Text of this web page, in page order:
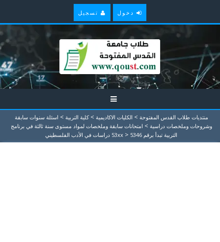
دخول تسجيل
منتديات طلاب القدس المفتوحة > الكليات الاكاديمية > كلية التربية > اسئلة سنوات سابقة
وشروحات وملخصات دراسية > امتحانات سابقة وملخصات لمواد مستوى سنة ثالثة في برنامج
التربية تبدأ برقم 53xx
> 5346 دراسات في الأدب الفلسطيني